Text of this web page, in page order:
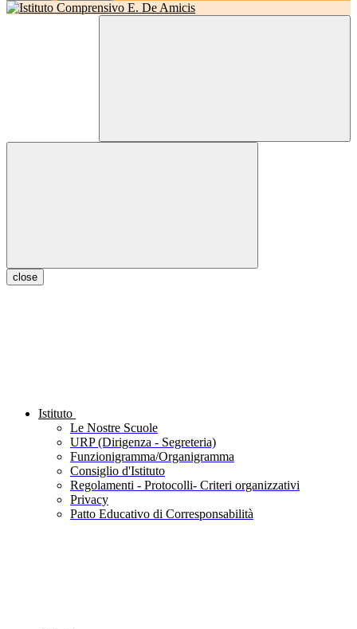
close
Istituto
Le Nostre Scuole
URP (Dirigenza - Segreteria)
Funzionigramma/Organigramma
Consiglio d'Istituto
Regolamenti - Protocolli- Criteri organizzativi
Privacy
Patto Educativo di Corresponsabilità